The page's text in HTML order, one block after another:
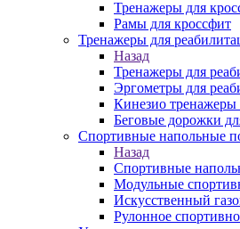
Тренажеры для
Рамы для кроссфит
Тренажеры для
Назад
Тренажеры для
Эргометры для
Кинезио
Беговые дорожки
Спортивные напольные
Назад
Спортивные
Модульные
Искусственный
Рулонное